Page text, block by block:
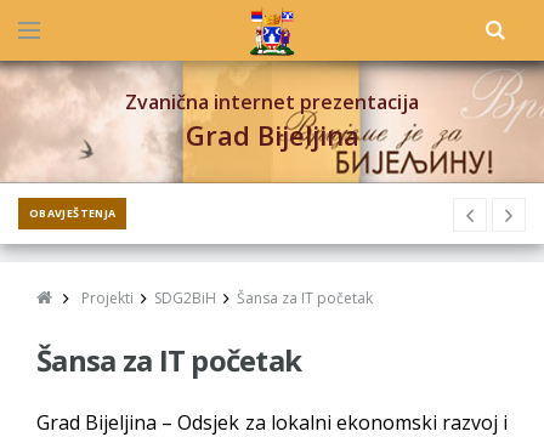
Zvanična internet prezentacija
Grad Bijeljina
OBAVJEŠTENJA
Projekti SDG2BiH Šansa za IT početak
Šansa za IT početak
Grad Bijeljina – Odsjek za lokalni ekonomski razvoj i